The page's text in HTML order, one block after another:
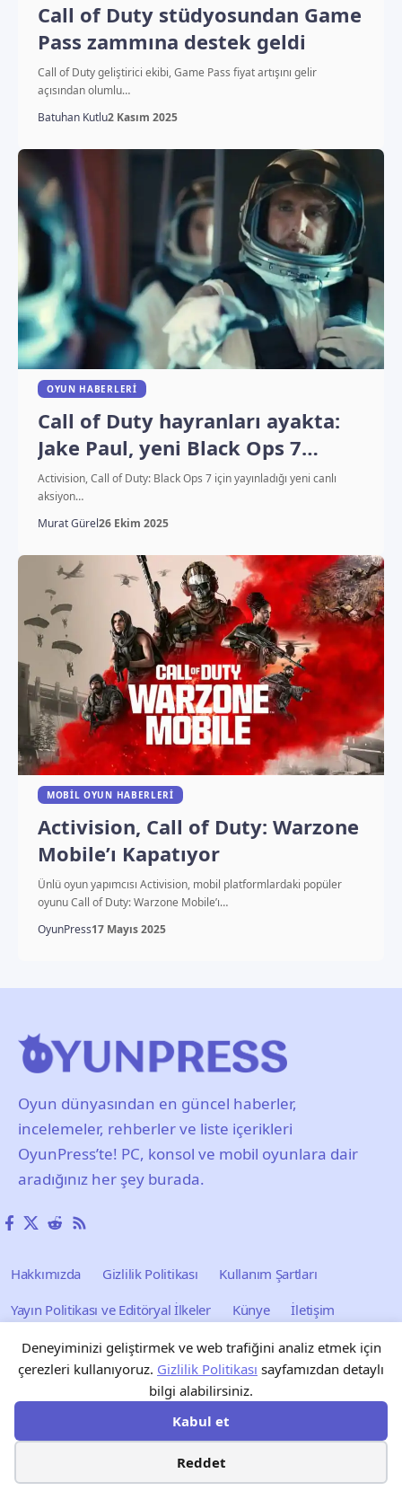
Deneyiminizi geliştirmek ve web trafiğini analiz etmek için
çerezleri kullanıyoruz. Gizlilik Politikası sayfamızdan detaylı
bilgi alabilirsiniz.
Kabul et
Reddet
Call of Duty stüdyosundan Game
Pass zammına destek geldi
Call of Duty geliştirici ekibi, Game Pass fiyat artışını gelir
açısından olumlu…
Batuhan Kutlu2 Kasım 2025
OYUN HABERLERI
Call of Duty hayranları ayakta:
Jake Paul, yeni Black Ops 7
fragmanında oynayınca ortalık
karıştı!
Activision, Call of Duty: Black Ops 7 için yayınladığı yeni canlı
aksiyon…
Murat Gürel26 Ekim 2025
MOBIL OYUN HABERLERI
Activision, Call of Duty: Warzone
Mobile’ı Kapatıyor
Ünlü oyun yapımcısı Activision, mobil platformlardaki popüler
oyunu Call of Duty: Warzone Mobile’ı…
OyunPress17 Mayıs 2025
Oyun dünyasından en güncel haberler,
incelemeler, rehberler ve liste içerikleri
OyunPress’te! PC, konsol ve mobil oyunlara dair
aradığınız her şey burada.
Hakkımızda Gizlilik Politikası
Kullanım Şartları
Yayın Politikası ve Editöryal İlkeler
Künye
İletişim
Reklam
Blog Forum Tarayıcı Oyunları